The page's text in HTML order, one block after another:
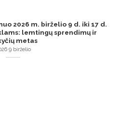
2026 m. birželio 9 d. iki 17 d.
lemtingų sprendimų ir
metas
9 birželio